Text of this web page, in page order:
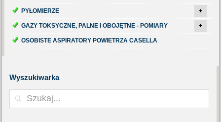
PYŁOMIERZE +
GAZY TOKSYCZNE, PALNE I OBOJĘTNE - POMIARY +
OSOBISTE ASPIRATORY POWIETRZA CASELLA
Wyszukiwarka